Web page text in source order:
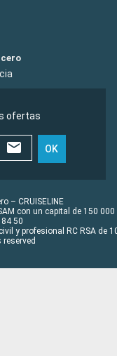
ofertas
OK
– CRUISELINE
con un capital de 150 000
50
y profesional RC RSA de
reserved